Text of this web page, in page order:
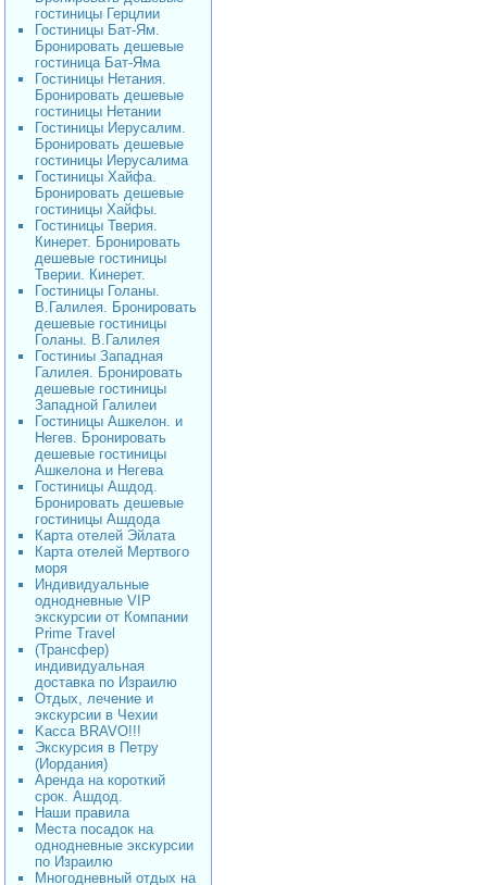
гостиницы Герцлии
Гостиницы Бат-Ям.
Бронировать дешевые
гостиница Бат-Яма
Гостиницы Нетания.
Бронировать дешевые
гостиницы Нетании
Гостиницы Иерусалим.
Бронировать дешевые
гостиницы Иерусалима
Гостиницы Хайфа.
Бронировать дешевые
гостиницы Хайфы.
Гостиницы Тверия.
Кинерет. Бронировать
дешевые гостиницы
Тверии. Кинерет.
Гостиницы Голаны.
В.Галилея. Бронировать
дешевые гостиницы
Голаны. В.Галилея
Гостиниы Западная
Галилея. Бронировать
дешевые гостиницы
Западной Галилеи
Гостиницы Ашкелон. и
Негев. Бронировать
дешевые гостиницы
Ашкелона и Негева
Гостиницы Ашдод.
Бронировать дешевые
гостиницы Ашдода
Карта отелей Эйлата
Карта отелей Мертвого
моря
Индивидуальные
однодневные VIP
экскурсии от Компании
Prime Travel
(Трансфер)
индивидуальная
доставка по Израилю
Отдых, лечение и
экскурсии в Чехии
Kacca BRAVO!!!
Экскурсия в Петру
(Иордания)
Аренда на короткий
срок. Ашдод.
Наши правила
Места посадок на
однодневные экскурсии
по Израилю
Многодневный отдых на